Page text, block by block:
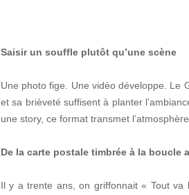
Saisir un souffle plutôt qu’une scène
Une photo fige. Une vidéo développe. Le
et sa brièveté suffisent à planter
une story, ce format transmet
De la carte postale timbrée à la boucle
Il y a trente ans, on griffonnait « Tout va